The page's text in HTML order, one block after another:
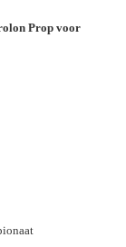
Prop voor